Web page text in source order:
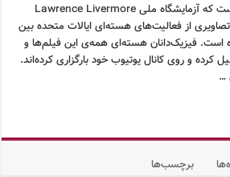
کرونوس – تقریباً ۵ سال است که آزمایشگاه ملی Lawrence Livermore
از فعالیت‌های هسته‌ای ایالات متحده بین
۱۹۴۵ تا ۱۹۶۲ بوده است. فیزیک‌دانان هسته‌ای همه‌ی این فیلم‌ها و
کرده و روی کانال یوتیوب خود بارگزاری کرده‌اند.
…
برچسب‌ها